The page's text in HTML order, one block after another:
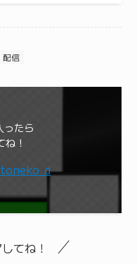
配信
ったら
ね！
てね！